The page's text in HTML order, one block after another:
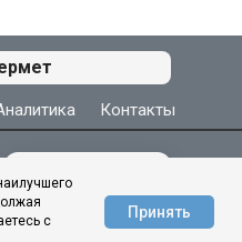
Контакты
с
Принять